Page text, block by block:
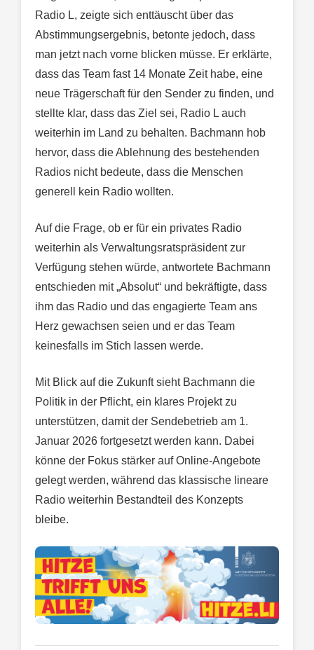
Radio L, zeigte sich enttäuscht über das
Abstimmungsergebnis, betonte jedoch, dass
man jetzt nach vorne blicken müsse. Er erklärte,
dass das Team fast 14 Monate Zeit habe, eine
neue Trägerschaft für den Sender zu finden, und
stellte klar, dass das Ziel sei, Radio L auch
weiterhin im Land zu behalten. Bachmann hob
hervor, dass die Ablehnung des bestehenden
Radios nicht bedeute, dass die Menschen
generell kein Radio wollten.
Auf die Frage, ob er für ein privates Radio
weiterhin als Verwaltungsratspräsident zur
Verfügung stehen würde, antwortete Bachmann
entschieden mit „Absolut“ und bekräftigte, dass
ihm das Radio und das engagierte Team ans
Herz gewachsen seien und er das Team
keinesfalls im Stich lassen werde.
Mit Blick auf die Zukunft sieht Bachmann die
Politik in der Pflicht, ein klares Projekt zu
unterstützen, damit der Sendebetrieb am 1.
Januar 2026 fortgesetzt werden kann. Dabei
könne der Fokus stärker auf Online-Angebote
gelegt werden, während das klassische lineare
Radio weiterhin Bestandteil des Konzepts
bleibe.